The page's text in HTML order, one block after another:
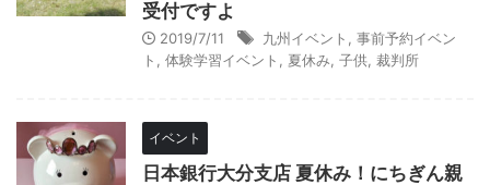
受付ですよ
2019/7/11 九州イベント
事前予約イベン
ト
体験学習イベント 夏休み 子供 裁判所
イベント
日本銀行大分支店 夏休み！にちぎん親